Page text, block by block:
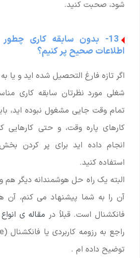
شود، صحبت کنید.
13- بدون سابقه کاری
اطلاعات صحیح پر کنیم؟
اگر تازه فارغ التحصیل شده اید و یا
شغلی مورد نظرتان سابقه کاری
تمام وقت جایی مشغول نبوده اید،
کارهای پاره وقت، و حتی کارهایی
انجام داده اید برای پر کردن
استفاده کنید.
البته یک راه حل هوشمندانه دیگر هم
آن را به شما پیشنهاد می کنم، آن
فانکشنال است. قبلاً در مقاله ی
توضیح داده ام .